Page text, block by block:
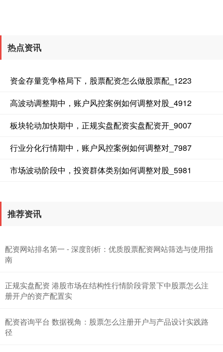
热点资讯
资金存量竞争格局下，股票配资怎么做股票配_1223
高波动调整期中，账户风控案例如何调整对股_4912
板块轮动加快期中，正规实盘配资实盘配资开_9007
行业分化行情期中，账户风控案例如何调整对_7987
市场波动阶段中，投资群体类别如何调整对股_5981
推荐资讯
配资网站排名第一 - 深度剖析：优质股票配资网站筛选与使用指
南
正规实盘配资 港股市场在结构性行情阶段背景下中股票怎么注
册开户的资产配置实
配资咨询平台 数据视角：股票怎么注册开户与产品设计实践路
径